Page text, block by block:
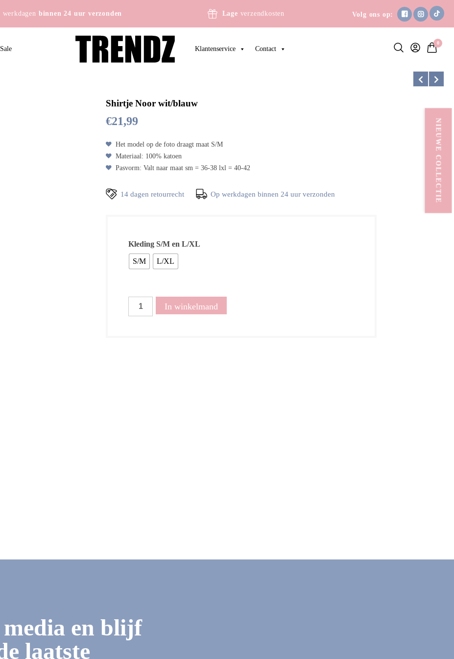
werkdagen binnen 24 uur verzonden Lage verzendkosten Volg ons op:
Sale Klantenservice Contact
0
NIEUWE COLLECTIE
Shirtje Noor wit/blauw
€21,99
Het model op de foto draagt maat S/M
Materiaal: 100% katoen
Pasvorm: Valt naar maat sm = 36-38 lxl = 40-42
14 dagen retourrecht Op werkdagen binnen 24 uur verzonden
Kleding S/M en L/XL
S/M L/XL
Shirtje
In winkelmand
media en blijf
laatste